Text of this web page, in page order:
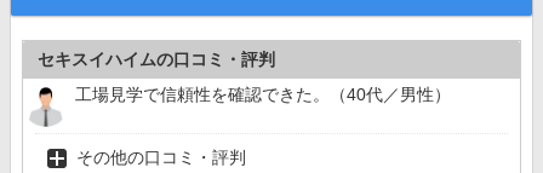
セキスイハイムの口コミ・評判
工場見学で信頼性を確認できた。（40代／男性）
その他の口コミ・評判